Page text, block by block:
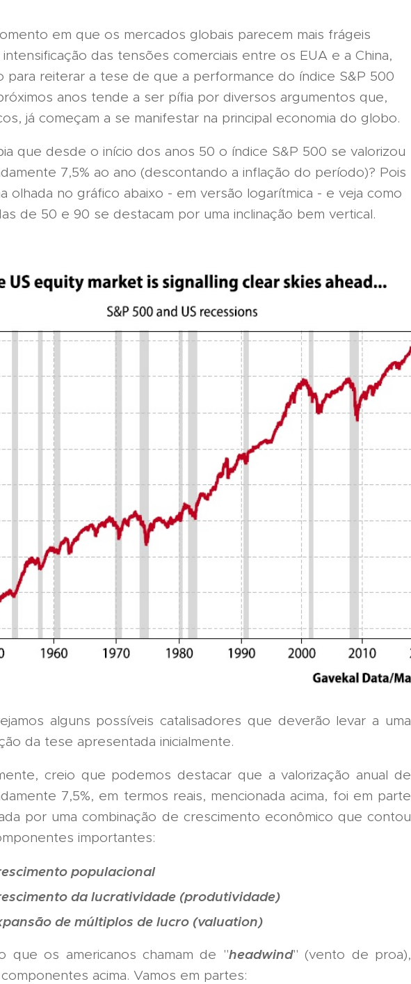
em que os mercados globais parecem mais frágeis
das tensões comerciais entre os EUA e a China,
para reiterar a tese de que a performance do índice S&P 500
anos tende a ser pífia por diversos argumentos que,
já começam a se manifestar na principal economia do globo.
que desde o início dos anos 50 o índice S&P 500 se valorizou
7,5% ao ano (descontando a inflação do período)? Pois
olhada no gráfico abaixo - em versão logarítmica - e veja como
de 50 e 90 se destacam por uma inclinação bem vertical.
alguns possíveis catalisadores que deverão levar a uma
da tese apresentada inicialmente.
creio que podemos destacar que a valorização anual de
7,5%, em termos reais, mencionada acima, foi em parte
por uma combinação de crescimento econômico que contou
importantes:
populacional
da lucratividade (produtividade)
de múltiplos de lucro (valuation)
que os americanos chamam de "headwind" (vento de proa),
acima. Vamos em partes: